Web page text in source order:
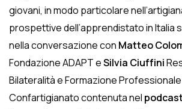
giovani, in modo particolare
prospettive dell’apprendistato in Italia
nella conversazione con Matteo
Fondazione ADAPT eSilvia Ciuffini
Bilateralità e Formazione Professionale
Confartigianato contenuta nel podcast